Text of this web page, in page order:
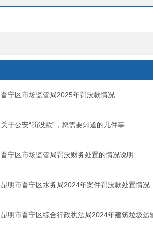
晋宁区市场监管局2025年罚没款情况
关于公安“罚没款”，您需要知道的几件事
晋宁区市场监管局罚没财务处置的情况说明
昆明市晋宁区水务局2024年案件罚没款处置情况
昆明市晋宁区综合行政执法局2024年建筑垃圾